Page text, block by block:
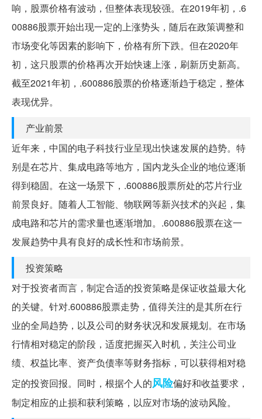
响，股票价格有波动，但整体表现较强。在2019年初，.6
00886股票开始出现一定的上涨势头，随后在政策调整和
市场变化等因素的影响下，价格有所下跌。但在2020年
初，这只股票的价格再次开始快速上涨，刷新历史新高。
截至2021年初，.600886股票的价格逐渐趋于稳定，整体
表现优异。
产业前景
近年来，中国的电子科技行业呈现出快速发展的趋势。特
别是在芯片、集成电路等地方，国内龙头企业的地位逐渐
得到稳固。在这一场景下，.600886股票所处的芯片行业
前景良好。随着人工智能、物联网等新兴技术的兴起，集
成电路和芯片的需求量也逐渐增加。.600886股票在这一
发展趋势中具有良好的成长性和市场前景。
投资策略
对于投资者而言，制定合适的投资策略是保证收益最大化
的关键。针对.600886股票走势，值得关注的是其所在行
业的全局趋势，以及公司的财务状况和发展规划。在市场
行情相对稳定的阶段，适度把握买入时机，关注公司业
绩、权益比率、资产负债率等财务指标，可以获得相对稳
定的投资回报。同时，根据个人的风险偏好和收益要求，
制定相应的止损和获利策略，以应对市场的波动风险。